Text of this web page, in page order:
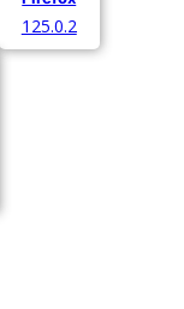
125.0.2